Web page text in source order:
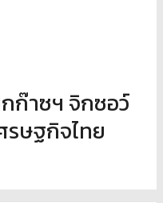
ก๊าซฯ จิกซอว์
ษฐกิจไทย